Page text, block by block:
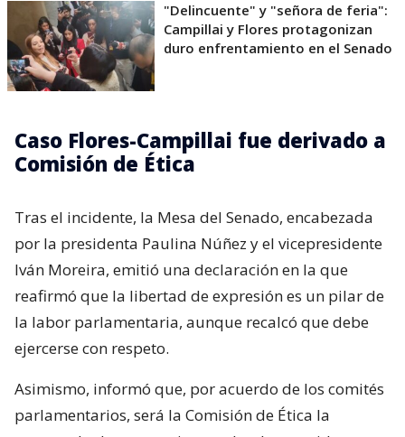
"Delincuente" y "señora de feria":
Campillai y Flores protagonizan
duro enfrentamiento en el Senado
Caso Flores-Campillai fue derivado a
Comisión de Ética
Tras el incidente, la Mesa del Senado, encabezada
por la presidenta Paulina Núñez y el vicepresidente
Iván Moreira, emitió una declaración en la que
reafirmó que la libertad de expresión es un pilar de
la labor parlamentaria, aunque recalcó que debe
ejercerse con respeto.
Asimismo, informó que, por acuerdo de los comités
parlamentarios, será la Comisión de Ética la